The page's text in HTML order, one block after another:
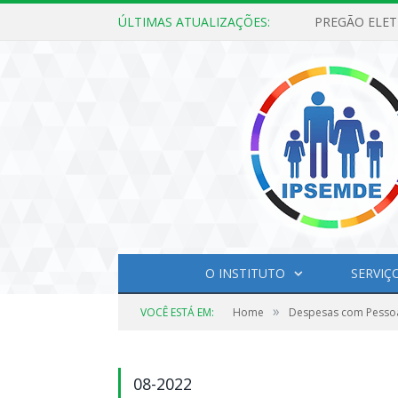
ÚLTIMAS ATUALIZAÇÕES:
O INSTITUTO
VOCÊ ESTÁ EM: Home » Despesas com
08-2022